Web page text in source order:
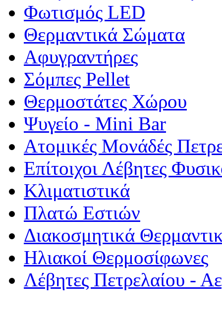
Φωτισμός LED
Θερμαντικά Σώματα
Αφυγραντήρες
Σόμπες Pellet
Θερμοστάτες Χώρου
Ψυγείο - Mini Bar
Ατομικές Μονάδές
Επίτοιχοι Λέβητες
Κλιματιστικά
Πλατώ Εστιών
Διακοσμητικά
Ηλιακοί Θερμοσίφωνες
Λέβητες Πετρελαίου -